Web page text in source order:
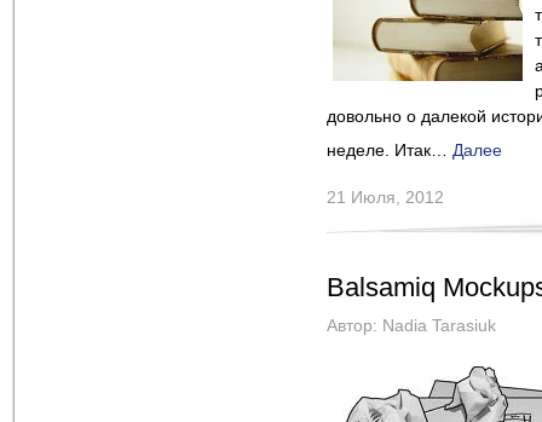
довольно о далекой
неделе. Итак… Далее
21 Июля, 2012
Balsamiq
Автор: Nadia Tarasiuk